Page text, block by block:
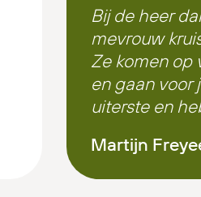
Bij de heer
mevrouw
Ze komen op
en gaan voor
uiterste en
Ik wil dan
Martijn